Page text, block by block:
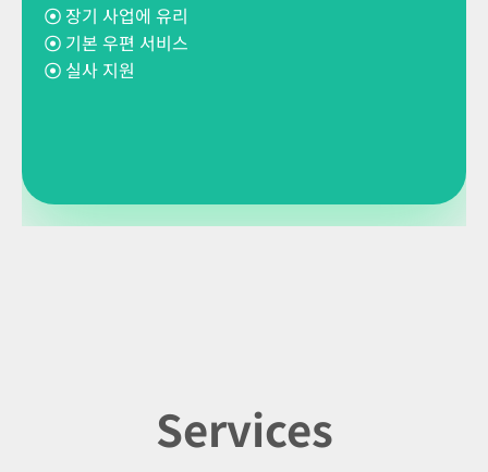
☉ 장기 사업에 유리
☉ 기본 우편 서비스
☉ 실사 지원
Services